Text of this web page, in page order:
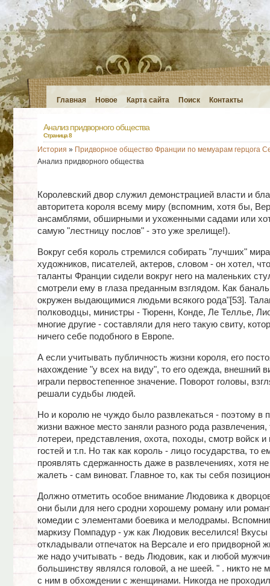
Главная Новое Карта сайта Поиск Контакты
Анализ придворного общества
Страница 8
История » Придворное общество Франции по мемуарам герцога
Анализ придворного общества
Королевский двор служил демонстрацией власти и
авторитета короля всему миру (вспомним, хотя бы,
ансамблями, обширными и ухоженными садами или
самую "лестницу послов" - это уже зрелище!).
Вокруг себя король стремился собирать "лучших" мира
художников, писателей, актеров, словом - он хотел,
таланты Франции сидели вокруг него на маленьких
смотрели ему в глаза преданным взглядом. Как
окружен выдающимися людьми всякого рода"[53].
полководцы, министры - Тюренн, Конде, Ле Теллье,
многие другие - составляли для него такую свиту,
ничего себе подобного в Европе.
А если учитывать публичность жизни короля, его
нахождение "у всех на виду", то его одежда, внешний
играли первостепенное значение. Поворот головы,
решали судьбы людей.
Но и королю не чуждо было развлекаться - поэтому в
жизни важное место заняли разного рода развлечения,
лотереи, представления, охота, походы, смотр войск и
гостей и т.п. Но так как король - лицо государства, то
проявлять сдержанность даже в развлечениях, хотя
жалеть - сам виноват. Главное то, как ты себя
Должно отметить особое внимание Людовика к
они были для него сродни хорошему роману или
комедии с элементами боевика и мелодрамы.
маркизу Помпадур - уж как Людовик веселился! Вкусы
откладывали отпечаток на Версале и его придворной
же надо учитывать - ведь Людовик, как и любой
большинству являлся головой, а не шеей. " . никто не
с ним в обхождении с женщинами. Никогда не